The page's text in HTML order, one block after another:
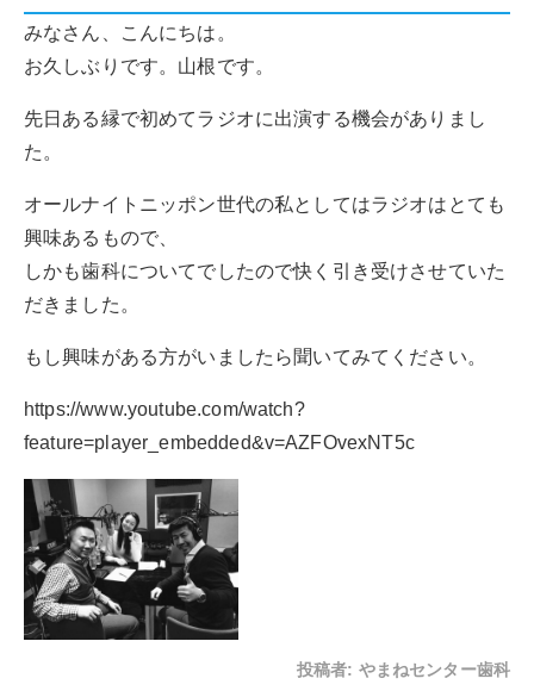
みなさん、こんにちは。
お久しぶりです。山根です。
先日ある縁で初めてラジオに出演する機会がありまし
た。
オールナイトニッポン世代の私としてはラジオはとても
興味あるもので、
しかも歯科についてでしたので快く引き受けさせていた
だきました。
もし興味がある方がいましたら聞いてみてください。
https://www.youtube.com/watch?
feature=player_embedded&v=AZFOvexNT5c
投稿者: やまねセンター歯科